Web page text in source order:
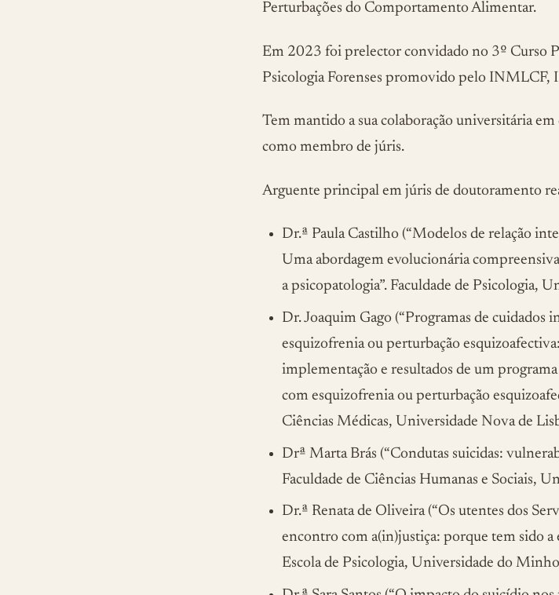
Perturbações do Comportamento Alimentar.
Em 2023 foi prelector convidado no 3º Curso
Psicologia Forenses promovido pelo INMLCF,
Tem mantido a sua colaboração universitária
como membro de júris.
Arguente principal em júris de doutoramento
Dr.ª Paula Castilho (“Modelos de relação
Uma abordagem evolucionária
a psicopatologia”. Faculdade de Psicologia,
Dr. Joaquim Gago (“Programas de cuidados
esquizofrenia ou perturbação
implementação e resultados de um
com esquizofrenia ou perturbação
Ciências Médicas, Universidade Nova de
Drª Marta Brás (“Condutas suicidas:
Faculdade de Ciências Humanas e Sociais,
Dr.ª Renata de Oliveira (“Os utentes dos
encontro com a(in)justiça: porque tem sido a
Escola de Psicologia, Universidade do